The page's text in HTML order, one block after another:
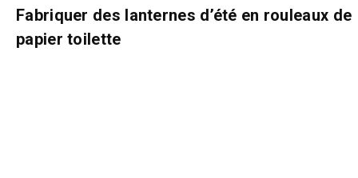
Fabriquer des lanternes d’été en rouleaux de
papier toilette